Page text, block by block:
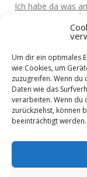
Um dir ein optimales
wie Cookies, um
zuzugreifen. Wenn
Daten wie das
verarbeiten. Wenn du
zurückziehst, können
beeinträchtigt werden.
Ich habe da was
Vor 5
Oculus Quest
Kabellose VR-
VonNikVor 5 Jahren
Wieder nicht in
VonMartin Vor 5
Home-Office treibt